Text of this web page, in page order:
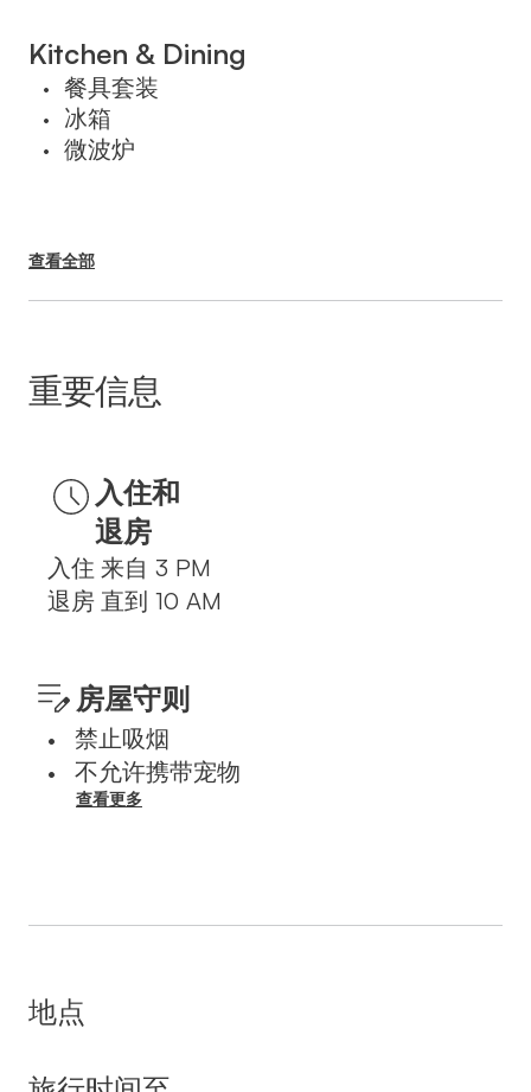
בעת ההזמנה.
Kitchen & Dining
• 餐具套装
• 冰箱
• 微波炉
查看全部
重要信息
入住和
退房
入住 来自 3 PM
退房 直到 10 AM
房屋守则
•
禁止吸烟
•
不允许携带宠物
查看更多
地点